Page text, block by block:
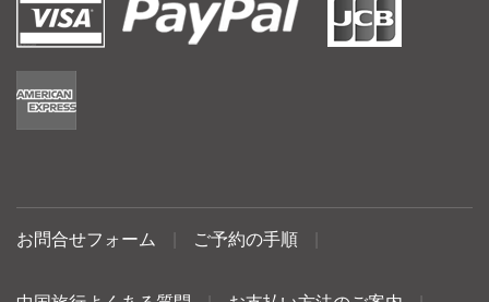
お問合せフォーム ご予約の手順